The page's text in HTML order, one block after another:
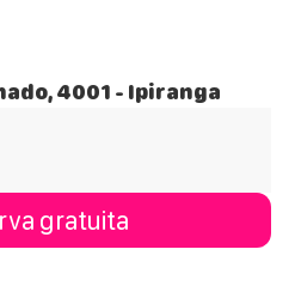
4001 - Ipiranga
gratuita